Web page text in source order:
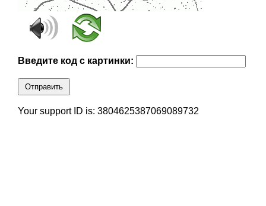
Введите код с картинки:
Отправить
Your support ID is: 3804625387069089732